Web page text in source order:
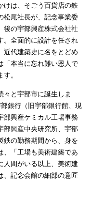
けは、そごう百貨店の鉄
松尾社長が、記念事業委
後の宇部興産株式会社社
。全面的に設計を任され
近代建築史に名をとどめ
「本当に忘れ難い恩人で
。
々と宇部市に誕生しま
銀行（旧宇部銀行館、現
部興産ケミカル工場事務
部興産中央研究所、宇部
鉄の勤務期間から、身を
、「工場も美術建築であ
人間がいる以上、美術建
、記念会館の細部の意匠